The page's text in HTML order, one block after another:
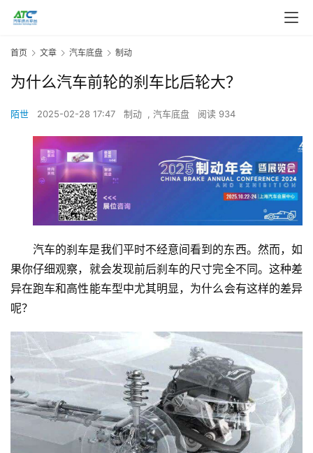
首页 文章 汽车底盘 制动
为什么汽车前轮的刹车比后轮大？
陌世 2025-02-28 17:47 制动 , 汽车底盘 阅读 934
汽车的刹车是我们平时不经意间看到的东西。然而，如
果你仔细观察，就会发现前后刹车的尺寸完全不同。这种差
异在跑车和高性能车型中尤其明显，为什么会有这样的差异
呢？